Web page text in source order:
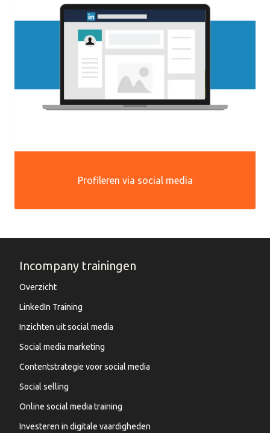
Profileren via social media
Incompany trainingen
Overzicht
LinkedIn Training
Inzichten uit social media
Social media marketing
Contentstrategie voor social media
Social selling
Online social media training
Investeren in digitale vaardigheden